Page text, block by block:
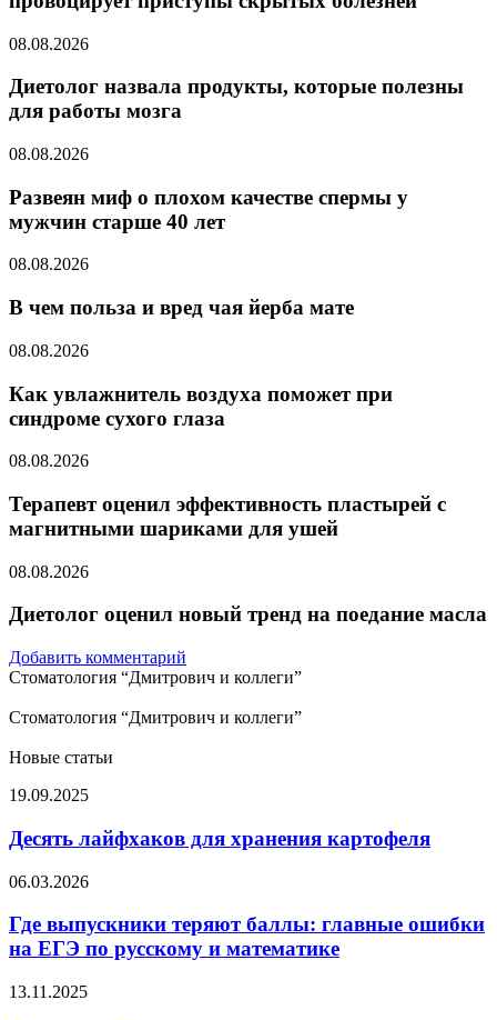
08.08.2026
Диетолог назвала продукты, которые полезны
для работы мозга
08.08.2026
Развеян миф о плохом качестве спермы у
мужчин старше 40 лет
08.08.2026
В чем польза и вред чая йерба мате
08.08.2026
Как увлажнитель воздуха поможет при
синдроме сухого глаза
08.08.2026
Терапевт оценил эффективность пластырей с
магнитными шариками для ушей
08.08.2026
Диетолог оценил новый тренд на поедание масла
Добавить комментарий
Стоматология “Дмитрович и коллеги”
Стоматология “Дмитрович и коллеги”
Новые статьи
Десять
для
хранения
картофеля
19.09.2025
Десять лайфхаков для хранения картофеля
Где
теряют
баллы:
главные
на
06.03.2026
Где выпускники теряют баллы: главные ошибки
на ЕГЭ по русскому и математике
Психолог
13.11.2025